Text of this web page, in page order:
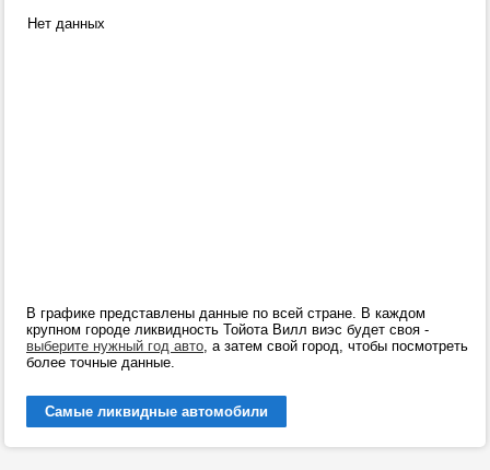
Нет данных
В графике представлены данные по всей стране. В каждом
крупном городе ликвидность Тойота Вилл виэс будет своя -
выберите нужный год авто, а затем свой город, чтобы посмотреть
более точные данные.
Самые ликвидные автомобили